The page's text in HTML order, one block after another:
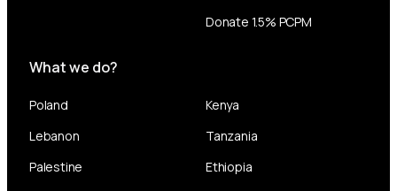
Donate 1.5% PCPM
What we do?
Poland
Lebanon
Palestine
Kenya
Tanzania
Ethiopia